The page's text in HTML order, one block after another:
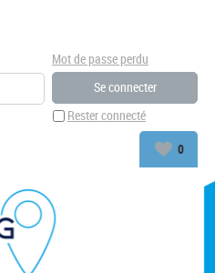
Rester connecté
Mot de passe perdu
0